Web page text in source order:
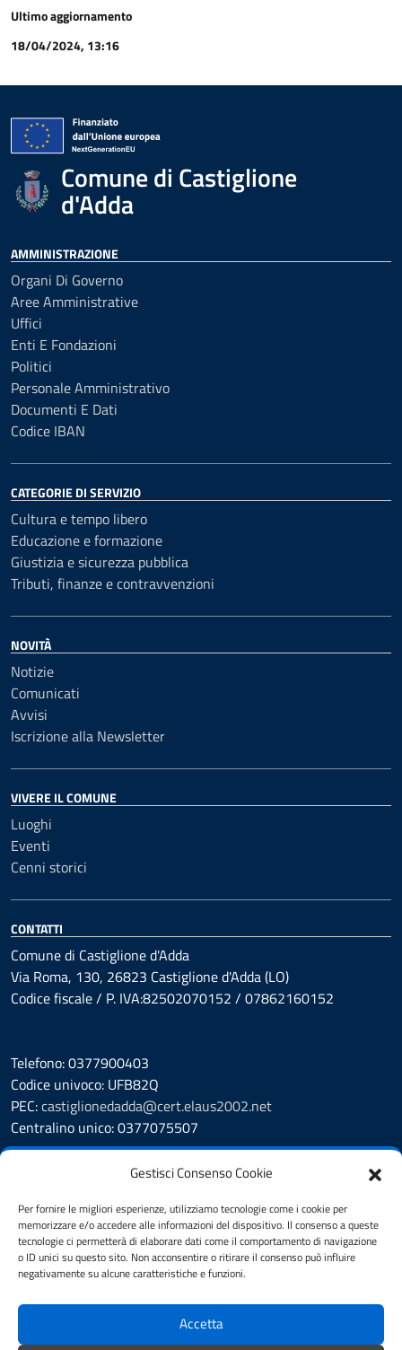
Gestisci Consenso Cookie
Per fornire le migliori esperienze, utilizziamo tecnologie come i cookie per
memorizzare e/o accedere alle informazioni del dispositivo. Il consenso a queste
tecnologie ci permetterà di elaborare dati come il comportamento di navigazione
o ID unici su questo sito. Non acconsentire o ritirare il consenso può influire
negativamente su alcune caratteristiche e funzioni.
Accetta
Ultimo aggiornamento
18/04/2024, 13:16
Comune di Castiglione
d'Adda
AMMINISTRAZIONE
Organi Di Governo
Aree Amministrative
Uffici
Enti E Fondazioni
Politici
Personale Amministrativo
Documenti E Dati
Codice IBAN
CATEGORIE DI SERVIZIO
Cultura e tempo libero
Educazione e formazione
Giustizia e sicurezza pubblica
Tributi, finanze e contravvenzioni
NOVITÀ
Notizie
Comunicati
Avvisi
Iscrizione alla Newsletter
VIVERE IL COMUNE
Luoghi
Eventi
Cenni storici
CONTATTI
Comune di Castiglione d'Adda
Via Roma, 130, 26823 Castiglione d'Adda (LO)
Codice fiscale / P. IVA:82502070152 / 07862160152
Telefono: 0377900403
Codice univoco: UFB82Q
PEC:castiglionedadda@cert.elaus2002.net
Centralino unico: 0377075507
Prenotazione appuntamento
Segnalazione disservizio
Amministrazione Trasparente
Albo Pretorio
Cookie Policy
Dichiarazione di accessibilità
Obiettivi di accessibilità